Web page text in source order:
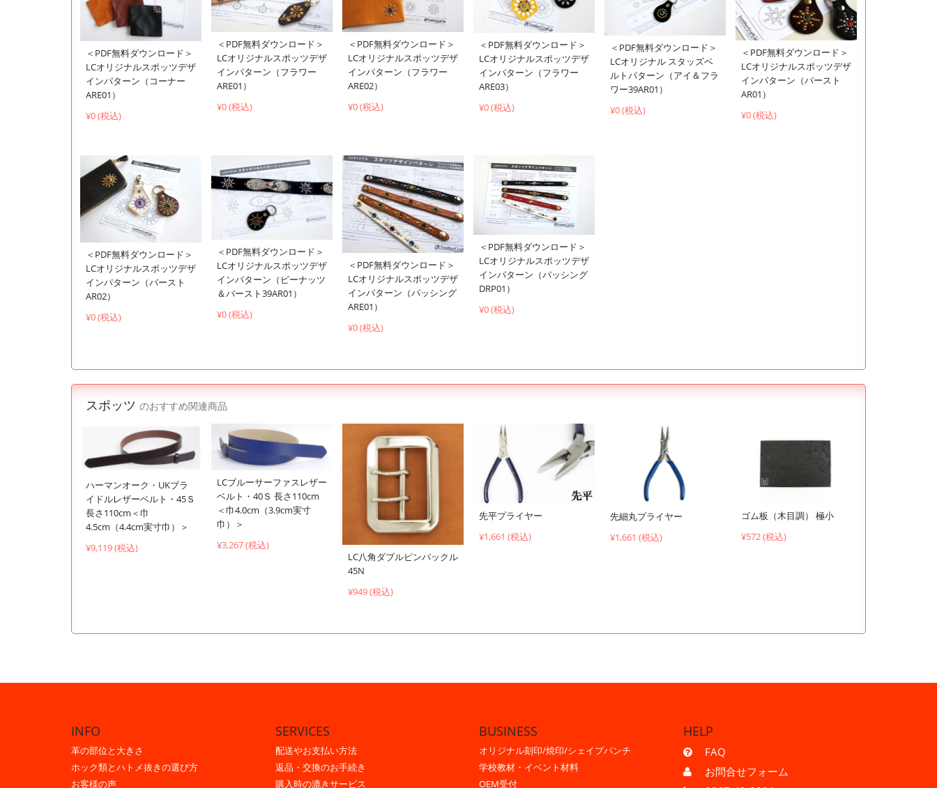
＜PDF無料ダウンロード＞
LCオリジナルスポッツデザ
インパターン（コーナー
ARE01）
¥0 (税込)
＜PDF無料ダウンロード＞
LCオリジナルスポッツデザ
インパターン（フラワー
ARE01）
¥0 (税込)
＜PDF無料ダウンロード＞
LCオリジナルスポッツデザ
インパターン（フラワー
ARE02）
¥0 (税込)
＜PDF無料ダウンロード＞
LCオリジナルスポッツデザ
インパターン（フラワー
ARE03）
¥0 (税込)
＜PDF無料ダウンロード＞
LCオリジナル スタッズベ
ルトパターン（アイ＆フラ
ワー39AR01）
¥0 (税込)
＜PDF無料ダウンロード＞
LCオリジナルスポッツデザ
インパターン（バースト
AR01）
¥0 (税込)
＜PDF無料ダウンロード＞
LCオリジナルスポッツデザ
インパターン（バースト
AR02）
¥0 (税込)
＜PDF無料ダウンロード＞
LCオリジナルスポッツデザ
インパターン（ピーナッツ
＆バースト39AR01）
¥0 (税込)
＜PDF無料ダウンロード＞
LCオリジナルスポッツデザ
インパターン（パッシング
ARE01）
¥0 (税込)
＜PDF無料ダウンロード＞
LCオリジナルスポッツデザ
インパターン（パッシング
DRP01）
¥0 (税込)
スポッツ のおすすめ関連商品
ハーマンオーク・UKブラ
イドルレザーベルト・45Ｓ
長さ110cm＜巾
4.5cm（4.4cm実寸巾）＞
¥9,119 (税込)
LCブルーサーファスレザー
ベルト・40Ｓ 長さ110cm
＜巾4.0cm（3.9cm実寸
巾）＞
¥3,267 (税込)
LC八角ダブルピンバックル
45N
¥949 (税込)
先平プライヤー
¥1,661 (税込)
先細丸プライヤー
¥1,661 (税込)
ゴム板（木目調） 極小
¥572 (税込)
INFO
革の部位と大きさ
ホック類とハトメ抜きの選び方
お客様の声
SERVICES
配送やお支払い方法
返品・交換のお手続き
購入時の漉きサービス
BUSINESS
オリジナル刻印/焼印/シェイプパンチ
学校教材・イベント材料
OEM受付
HELP
FAQ
お問合せフォーム